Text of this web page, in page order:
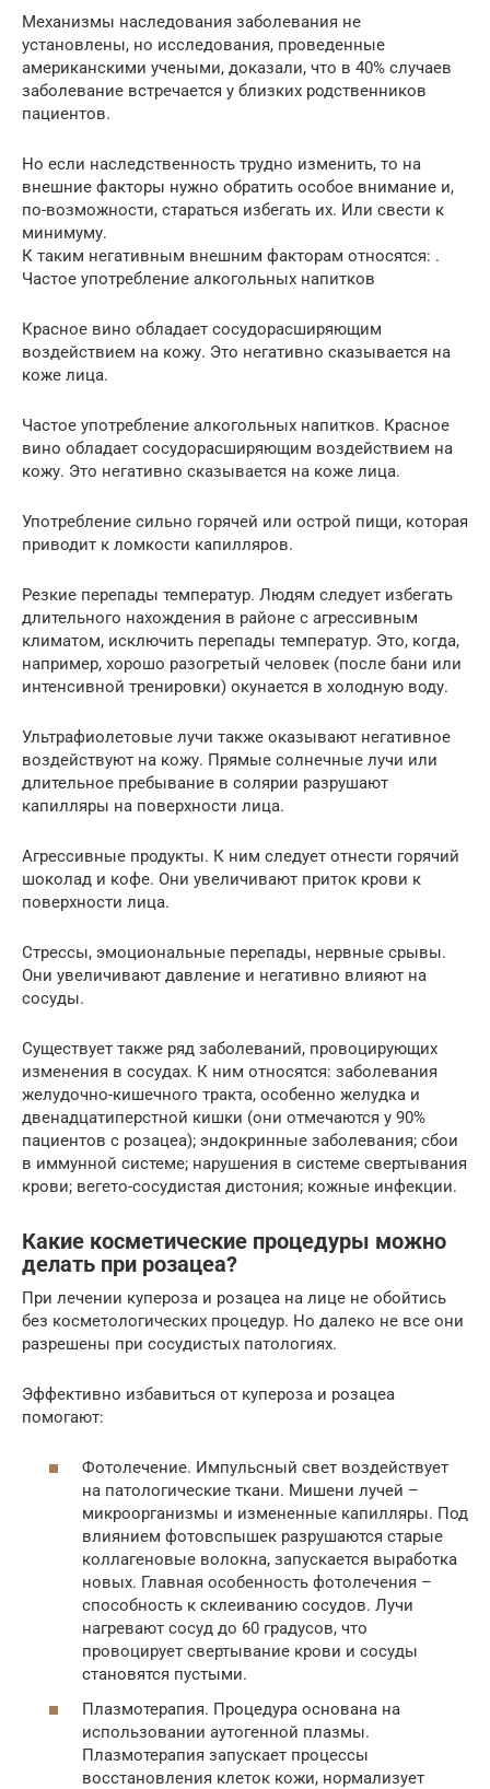
Механизмы наследования заболевания не
установлены, но исследования, проведенные
американскими учеными, доказали, что в 40% случаев
заболевание встречается у близких родственников
пациентов.
Но если наследственность трудно изменить, то на
внешние факторы нужно обратить особое внимание и,
по-возможности, стараться избегать их. Или свести к
минимуму.
К таким негативным внешним факторам относятся: .
Частое употребление алкогольных напитков
Красное вино обладает сосудорасширяющим
воздействием на кожу. Это негативно сказывается на
коже лица.
Частое употребление алкогольных напитков. Красное
вино обладает сосудорасширяющим воздействием на
кожу. Это негативно сказывается на коже лица.
Употребление сильно горячей или острой пищи, которая
приводит к ломкости капилляров.
Резкие перепады температур. Людям следует избегать
длительного нахождения в районе с агрессивным
климатом, исключить перепады температур. Это, когда,
например, хорошо разогретый человек (после бани или
интенсивной тренировки) окунается в холодную воду.
Ультрафиолетовые лучи также оказывают негативное
воздействуют на кожу. Прямые солнечные лучи или
длительное пребывание в солярии разрушают
капилляры на поверхности лица.
Агрессивные продукты. К ним следует отнести горячий
шоколад и кофе. Они увеличивают приток крови к
поверхности лица.
Стрессы, эмоциональные перепады, нервные срывы.
Они увеличивают давление и негативно влияют на
сосуды.
Существует также ряд заболеваний, провоцирующих
изменения в сосудах. К ним относятся: заболевания
желудочно-кишечного тракта, особенно желудка и
двенадцатиперстной кишки (они отмечаются у 90%
пациентов с розацеа); эндокринные заболевания; сбои
в иммунной системе; нарушения в системе свертывания
крови; вегето-сосудистая дистония; кожные инфекции.
Какие косметические процедуры можно
делать при розацеа?
При лечении купероза и розацеа на лице не обойтись
без косметологических процедур. Но далеко не все они
разрешены при сосудистых патологиях.
Эффективно избавиться от купероза и розацеа
помогают:
Фотолечение. Импульсный свет воздействует
на патологические ткани. Мишени лучей –
микроорганизмы и измененные капилляры. Под
влиянием фотовспышек разрушаются старые
коллагеновые волокна, запускается выработка
новых. Главная особенность фотолечения –
способность к склеиванию сосудов. Лучи
нагревают сосуд до 60 градусов, что
провоцирует свертывание крови и сосуды
становятся пустыми.
Плазмотерапия. Процедура основана на
использовании аутогенной плазмы.
Плазмотерапия запускает процессы
восстановления клеток кожи, нормализует